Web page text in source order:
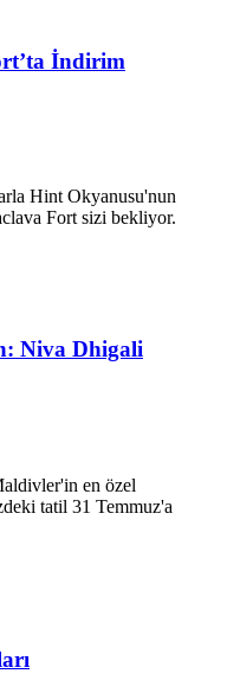
İndirim
Hint Okyanusu'nun
Fort sizi bekliyor.
Niva Dhigali
en özel
tatil 31 Temmuz'a